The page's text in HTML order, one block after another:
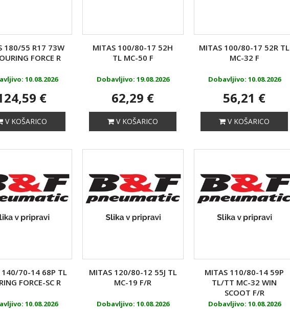
180/55 R17 73W
FORCE R
10.08.2026
€
V KOŠARICO
MITAS 100/80-17 52H
TL MC-50 F
Dobavljivo: 19.08.2026
62,29 €
V KOŠARICO
MITAS 100/80-17 52R TL
MC-32 F
Dobavljivo: 10.08.2026
56,21 €
V KOŠARICO
140/70-14 68P TL
FORCE-SC R
10.08.2026
MITAS 120/80-12 55J TL
MC-19 F/R
Dobavljivo: 10.08.2026
MITAS 110/80-14 59P
TL/TT MC-32 WIN
SCOOT F/R
Dobavljivo: 10.08.2026